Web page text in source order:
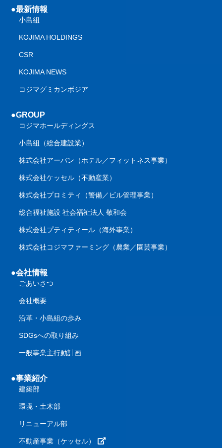
●最新情報
小島組
KOJIMA HOLDINGS
CSR
KOJIMA NEWS
コジマグミカンボジア
●GROUP
コジマホールディングス
小島組（総合建設業）
株式会社アーバン（ホテル／フィットネス事業）
株式会社ケッセル（不動産業）
株式会社プロミティ（警備／ビル管理事業）
総合福祉施設 社会福祉法人 敬和会
株式会社プティティール（海外事業）
株式会社コジマファーミング（農業／園芸事業）
●会社情報
ごあいさつ
会社概要
沿革・小島組の歩み
SDGsへの取り組み
一般事業主行動計画
●事業紹介
建築部
環境・土木部
リニューアル部
不動産事業（ケッセル）